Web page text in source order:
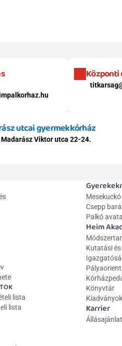
utcai gyermekkórház
Viktor utca 22-24.
lista
lista
Mesekuckó
Csepp
Palkó
Heim
Kutatási
Könyvtár
Kiadványok
Karrier